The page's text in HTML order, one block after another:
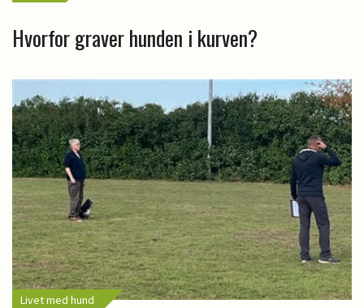
Hvorfor graver hunden i kurven?
Livet med hund